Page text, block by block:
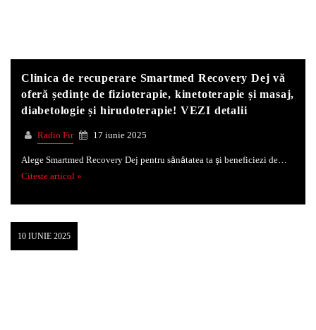
Clinica de recuperare Smartmed Recovery Dej vă
oferă ședințe de fizioterapie, kinetoterapie și masaj,
diabetologie și hirudoterapie! VEZI detalii
Radio Fir 17 iunie 2025
Alege Smartmed Recovery Dej pentru sănătatea ta și beneficiezi de…
Citeste articol »
10 IUNIE 2025